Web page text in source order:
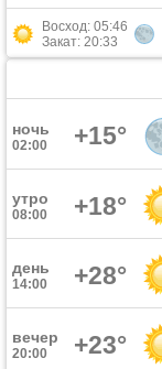
Восход: 05:46
Закат: 20:33
ночь
02:00 +15°
утро
08:00 +18°
день
14:00 +28°
вечер
20:00 +23°